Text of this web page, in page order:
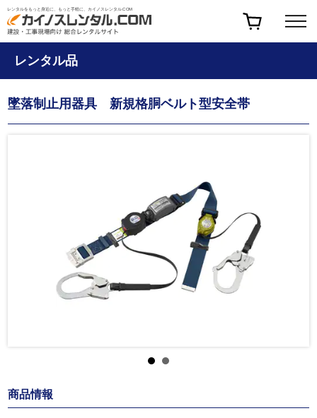
レンタルをもっと身近に、もっと手軽に、カイノスレンタル.COM
レンタル品
墜落制止用器具 新規格胴ベルト型安全帯
商品情報